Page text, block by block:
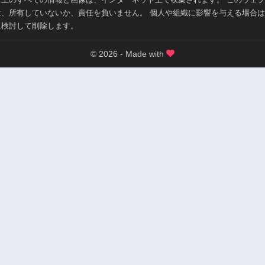
所有していないか、責任を負いません。 個人や組織に影響を与える場合
討して削除します。
© 2026 - Made with